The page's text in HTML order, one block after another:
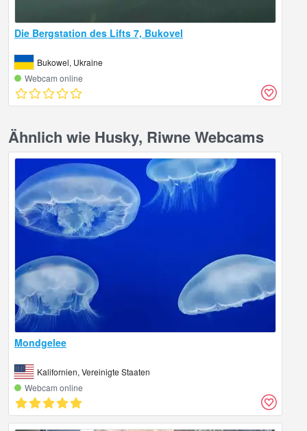
Die Bergstation des Lifts 7, Bukovel
Bukowel, Ukraine
Webcam online
Ähnlich wie Husky, Riwne Webcams
Mondgelee
Kalifornien, Vereinigte Staaten
Webcam online